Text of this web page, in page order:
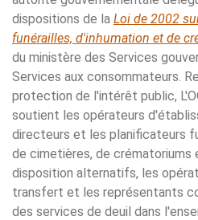
dispositions de la Loi de 2002
funérailles, d'inhumation et de
du ministère des Services
Services aux consommateurs.
protection de l'intérêt public,
soutient les opérateurs
directeurs et les planificateurs
de cimetières, de crématoriums
disposition alternatifs, les
transfert et les représentants
des services de deuil dans